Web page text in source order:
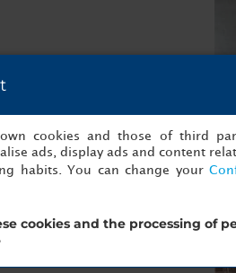
de un largo día y disfrutar
vinos locales y su
cookies and those of third
ads, display ads and content
habits. You can change your
cookies and the processing of